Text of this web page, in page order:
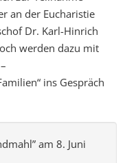
an der Eucharistie
Dr. Karl-Hinrich
werden dazu mit
ins Gespräch
am 8. Juni